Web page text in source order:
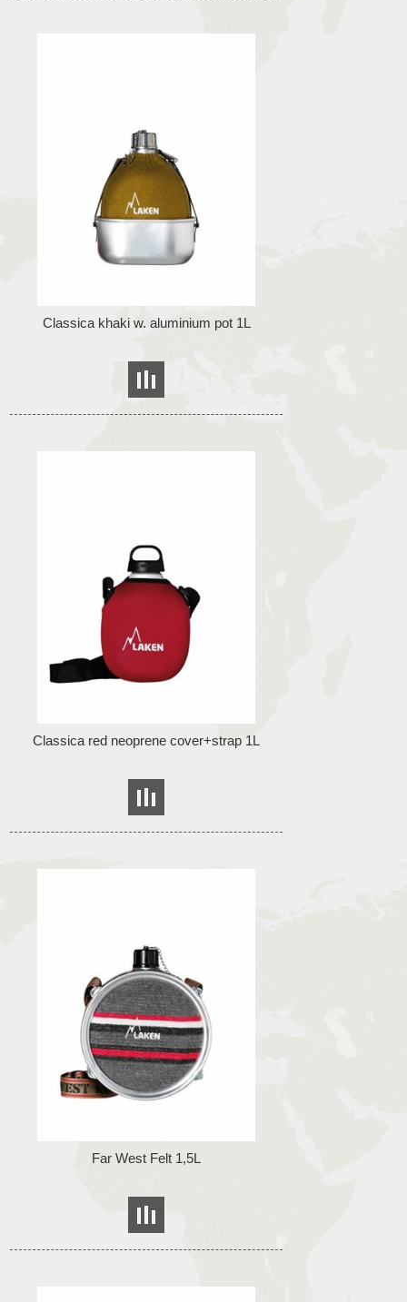
Classica khaki w. aluminium pot 1L
Classica red neoprene cover+strap 1L
Far West Felt 1,5L